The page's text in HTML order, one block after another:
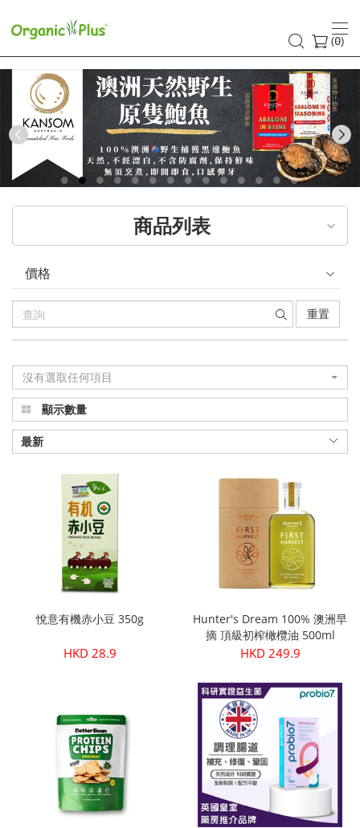
香
港
有
機
食
品
店
嚴
選
歐
美
產
品
真
正
Organic
(0)
Previous
商品列表
價格
重置
沒有選取任何項目
顯示數量
最新
悅意有機赤小豆 350g
HKD 28.9
Hunter's Dream 100% 澳洲早
摘 頂級初榨橄欖油 500ml
HKD 249.9